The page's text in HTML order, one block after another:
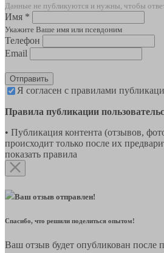
Данные не публикуются и нужны, чтобы
Имя *
Укажите Ваше имя или псевдоним
Телефон
Email
Отправить
Я согласен с правилами
Правила публикации
• Публикация контента (отзывов,
происходит только после их
показать правила
Ваш отзыв отправлен!
Спасибо, что решили поделиться опытом!
Ваш отзыв будет опубликован после